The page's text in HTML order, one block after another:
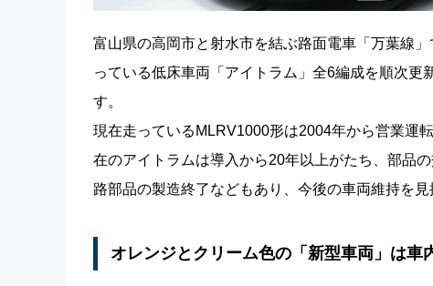
富山県の高岡市と射水市を結ぶ路面電車「万葉線
っている低床車両「アイトラム」全6編成を順次更
す。
現在走っているMLRV1000形は2004年から営業運
在のアイトラムは導入から20年以上がたち、部品
路部品の製造終了などもあり、今後の車両維持を見
オレンジとクリーム色の「新型車両」は車